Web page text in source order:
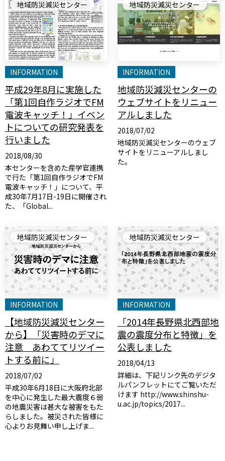
地域防災減災センター
INFORMATION
平成29年8月に実施した
「第1回自作ラジオでFM
電波キャッチ！」イベン
トについての研究発表を
行いました
2018/08/30
本センターを含めた産学官連携
で行た「第1回自作ラジオでFM
電波キャッチ！」について、平
成30年7月17日-19日に開催され
た、「Global...
地域防災減災センター
INFORMATION
地域防災減災センターの
ウェブサイトをリニュー
アルしました
2018/07/02
地域防災減災センターのウェブ
サイトをリニューアルしまし
た。
地域防災減災センター
INFORMATION
【地域防災減災センター
から】「災害時のデマに
注意 あわててリツイー
トする前に」
2018/07/02
平成30年6月18日に大阪府北部
を中心に発生した最大震度６弱
の地震災害は甚大な被害をもた
らしました。被災された皆様に
心よりお見舞い申し上げま...
地域防災減災センター
INFORMATION
「2014年長野県北西部地
震の震度分布と特徴」を
公表しました
2018/04/13
詳細は、下記リンク先のデジタ
ルパンフレットにてご覧いただ
けます http://www.shinshu-
u.ac.jp/topics/2017...